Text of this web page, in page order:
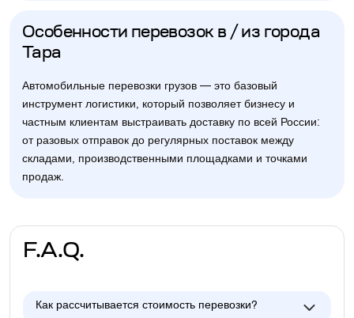
Особенности перевозок в / из города
Тара
Автомобильные перевозки грузов — это базовый
инструмент логистики, который позволяет бизнесу и
частным клиентам выстраивать доставку по всей России:
от разовых отправок до регулярных поставок между
складами, производственными площадками и точками
продаж.
F.A.Q.
Как рассчитывается стоимость перевозки?